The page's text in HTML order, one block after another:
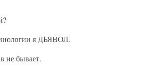
я ДЬЯВОЛ.
не бывает.